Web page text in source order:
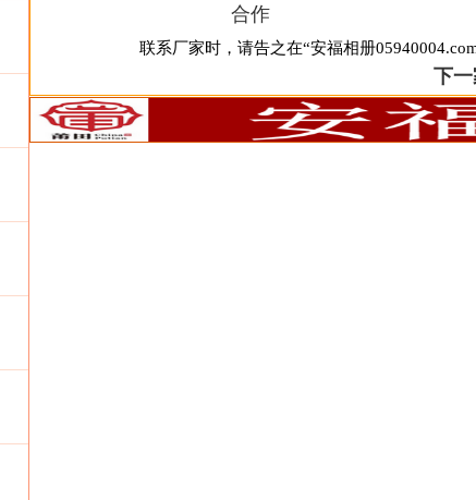
合作
联系厂家时，请告之在“安福相册
下一